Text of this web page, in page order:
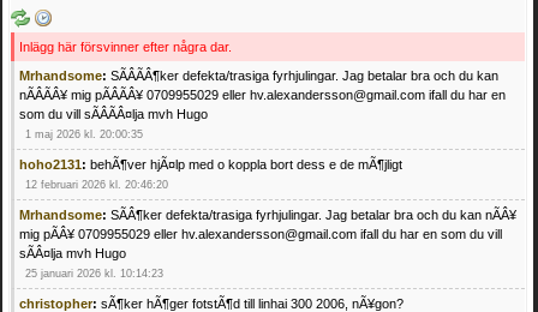
Inlägg här försvinner efter några dar.
Mrhandsome: SÃÂÃÂ¶ker defekta/trasiga fyrhjulingar. Jag betalar bra och du kan
nÃÂÃÂ¥ mig pÃÂÃÂ¥ 0709955029 eller hv.alexandersson@gmail.com ifall du har en
som du vill sÃÂÃÂ¤lja mvh Hugo
1 maj 2026 kl. 20:00:35
hoho2131: behÃ¶ver hjÃ¤lp med o koppla bort dess e de mÃ¶jligt
12 februari 2026 kl. 20:46:20
Mrhandsome: SÃÂ¶ker defekta/trasiga fyrhjulingar. Jag betalar bra och du kan nÃÂ¥
mig pÃÂ¥ 0709955029 eller hv.alexandersson@gmail.com ifall du har en som du vill
sÃÂ¤lja mvh Hugo
25 januari 2026 kl. 10:14:23
christopher: sÃ¶ker hÃ¶ger fotstÃ¶d till linhai 300 2006, nÃ¥gon?